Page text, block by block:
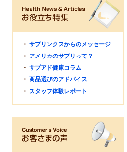
・ サプリンクスからのメッセージ
・ アメリカのサプリって？
・ サプアド健康コラム
・ 商品選びのアドバイス
・ スタッフ体験レポート